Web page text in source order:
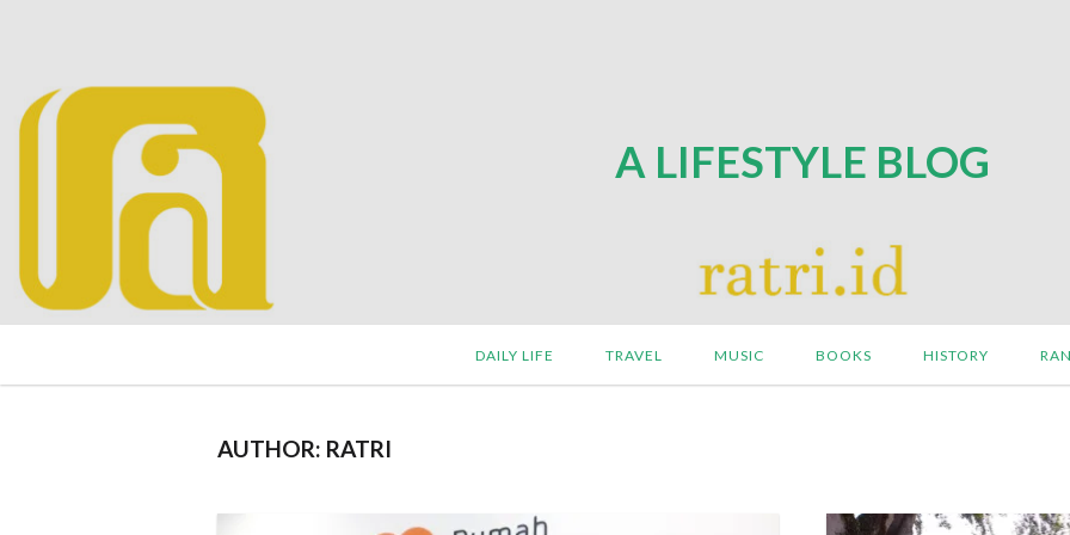
A LIFESTYLE BLOG
DAILY LIFE TRAVEL MUSIC BOOKS HISTORY
AUTHOR: RATRI